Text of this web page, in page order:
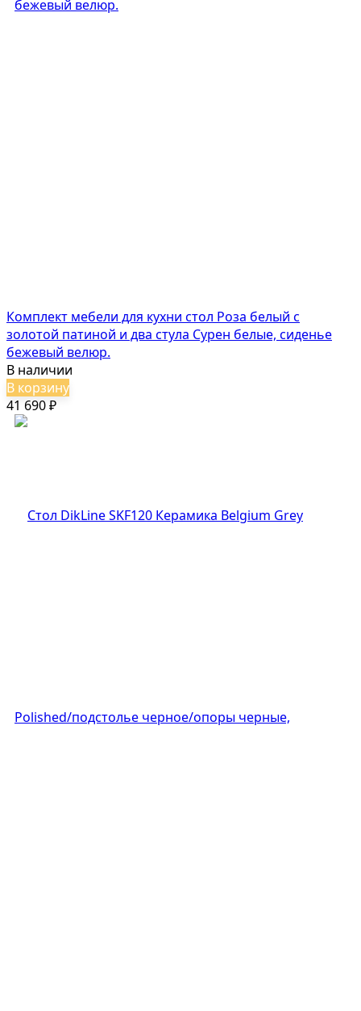
Комплект мебели для кухни стол Роза белый с
золотой патиной и два стула Сурен белые, сиденье
бежевый велюр.
В наличии
В корзину
41 690 ₽